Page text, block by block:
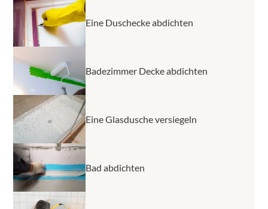
Eine Duschecke abdichten
Badezimmer Decke abdichten
Eine Glasdusche versiegeln
Bad abdichten